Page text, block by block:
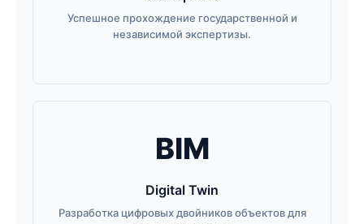
Успешное прохождение государственной и
независимой экспертизы.
BIM
Digital Twin
Разработка цифровых двойников объектов для